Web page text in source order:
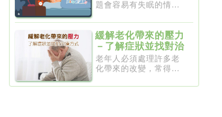
題會容易有失眠的情形
緩解老化帶來的壓力
－了解症狀並找對治
療方式
老年人必須處理許多老
化帶來的改變，常得面